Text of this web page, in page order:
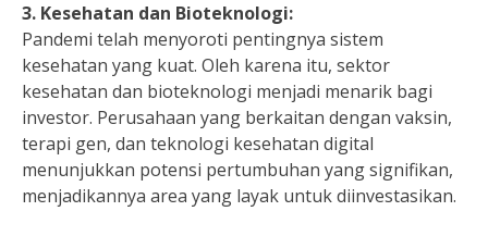
3. Kesehatan dan Bioteknologi:
Pandemi telah menyoroti pentingnya sistem
kesehatan yang kuat. Oleh karena itu, sektor
kesehatan dan bioteknologi menjadi menarik bagi
investor. Perusahaan yang berkaitan dengan vaksin,
terapi gen, dan teknologi kesehatan digital
menunjukkan potensi pertumbuhan yang signifikan,
menjadikannya area yang layak untuk diinvestasikan.